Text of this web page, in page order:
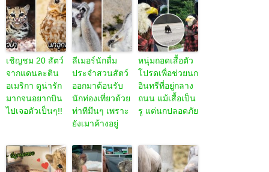
เชิญชม 20 สัตว์
จากแดนละติน
อเมริกา ดูน่ารัก
มากจนอยากบิน
ไปเจอตัวเป็นๆ!!
ลีเมอร์นักดื่ม
ประจำสวนสัตว์
ออกมาต้อนรับ
นักท่องเที่ยวด้วย
ท่าทีมึนๆ เพราะ
ยังเมาค้างอยู่
หนุ่มถอดเสื้อตัว
โปรดเพื่อช่วยนก
อินทรีที่อยู่กลาง
ถนน แม้เสื้อเป็น
รู แต่นกปลอดภัย